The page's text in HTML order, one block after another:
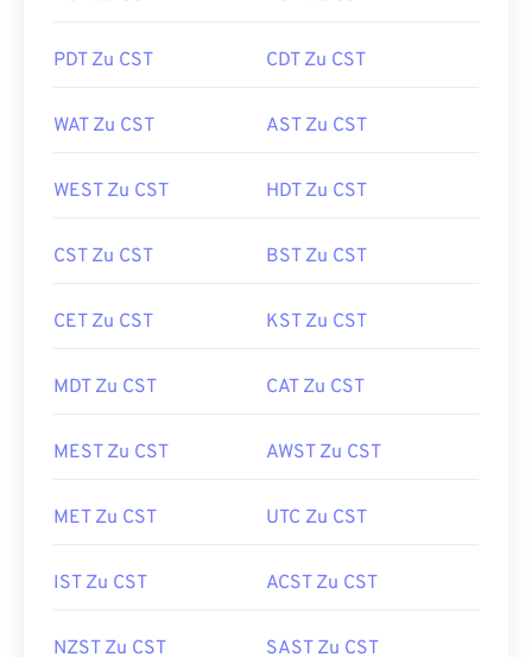
PDT Zu CST CDT Zu CST
WAT Zu CST AST Zu CST
WEST Zu CST HDT Zu CST
CST Zu CST BST Zu CST
CET Zu CST KST Zu CST
MDT Zu CST CAT Zu CST
MEST Zu CST AWST Zu CST
MET Zu CST UTC Zu CST
IST Zu CST ACST Zu CST
NZST Zu CST SAST Zu CST